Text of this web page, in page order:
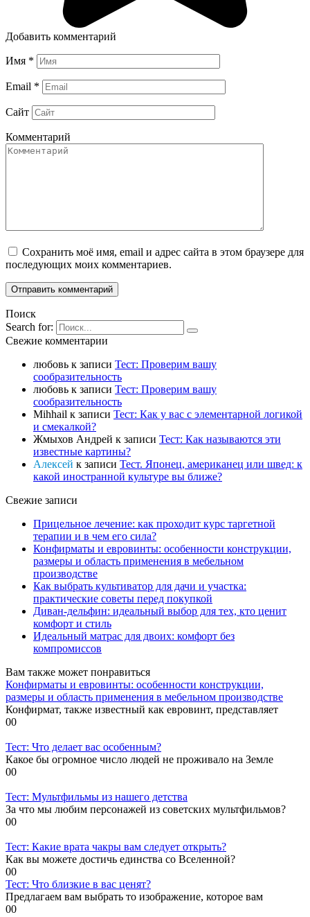
Добавить комментарий
Имя *
Email *
Сайт
Комментарий
Сохранить моё имя, email и адрес сайта в этом браузере для
последующих моих комментариев.
Поиск
Search for:
Свежие комментарии
любовь к записи Тест: Проверим вашу
сообразительность
любовь к записи Тест: Проверим вашу
сообразительность
Mihhail к записи Тест: Как у вас с элементарной логикой
и смекалкой?
Жмыхов Андрей к записи Тест: Как называются эти
известные картины?
Алексей к записи Тест. Японец, американец или швед: к
какой иностранной культуре вы ближе?
Свежие записи
Прицельное лечение: как проходит курс таргетной
терапии и в чем его сила?
Конфирматы и евровинты: особенности конструкции,
размеры и область применения в мебельном
производстве
Как выбрать культиватор для дачи и участка:
практические советы перед покупкой
Диван-дельфин: идеальный выбор для тех, кто ценит
комфорт и стиль
Идеальный матрас для двоих: комфорт без
компромиссов
Вам также может понравиться
Конфирматы и евровинты: особенности конструкции,
размеры и область применения в мебельном производстве
Конфирмат, также известный как евровинт, представляет
00
Тест: Что делает вас особенным?
Какое бы огромное число людей не проживало на Земле
00
Тест: Мультфильмы из нашего детства
За что мы любим персонажей из советских мультфильмов?
00
Тест: Какие врата чакры вам следует открыть?
Как вы можете достичь единства со Вселенной?
00
Тест: Что близкие в вас ценят?
Предлагаем вам выбрать то изображение, которое вам
00